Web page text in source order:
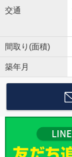
交通
間取り(面積)
築年月